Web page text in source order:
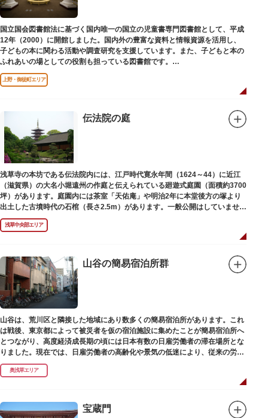
国立国会図書館法に基づく国内唯一の国立の児童書専門図書館として、平成
12年（2000）に開館しました。国内外の豊富な資料と情報資源を活用し、
子どもの本に関わる活動や調査研究を支援しています。また、子どもと本の
ふれあいの場としての役割も担っている図書館です。
レンガ棟は、明治39年（1906）に建てられた帝国図書館の建物を保存・再
利用しています。
上野・御徒町エリア
伝法院の庭
浅草寺の本坊である伝法院内には、江戸時代寛永年間（1624～44）に近江
（滋賀県）の大名小堀遠州の作庭と伝えられている廻遊式庭園（面積約3700
坪）があります。庭園内には茶室「天佑庵」や明治2年に本堂後方の塚より
出土した古墳時代の石棺（長さ2.5m）があります。一般公開はしていません
が、不定期で特別公開されることがあります。
浅草中央部エリア
山谷の簡易宿泊所群
山谷は、荒川区と隣接した地域にあり数多くの簡易宿泊所があります。これ
は戦後、東京都によって被災者を仮の宿泊施設に集めたことが簡易宿泊所へ
とつながり、高度経済成長期の頃には日本有数の日雇労働者の滞在場所とな
りました。現在では、日雇労働者の高齢化や景気の低迷により、従来の労働
者に代わって、外国人の利用が増えています。
奥浅草エリア
宝蔵門